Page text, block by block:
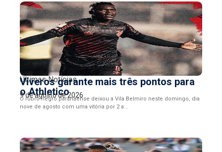
Últimas Notícias
Viveros garante mais três pontos para
o Athletico
9 de agosto de 2026
O rubro negro paranaense deixou a Vila Belmiro neste domingo, dia
nove de agosto com uma vitória por 2 a...